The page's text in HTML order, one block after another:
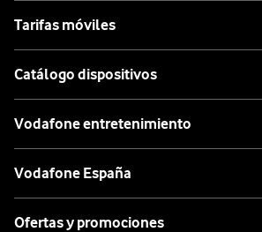
Tarifas móviles
Catálogo dispositivos
Vodafone entretenimiento
Vodafone España
Ofertas y promociones